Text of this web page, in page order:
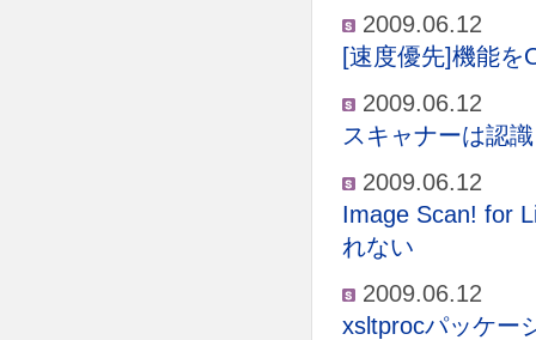
2009.06.12
[速度優先]機能を
2009.06.12
スキャナーは認
2009.06.12
Image Scan! for
れない
2009.06.12
xsltprocパッケー